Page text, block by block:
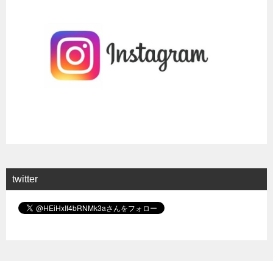
twitter